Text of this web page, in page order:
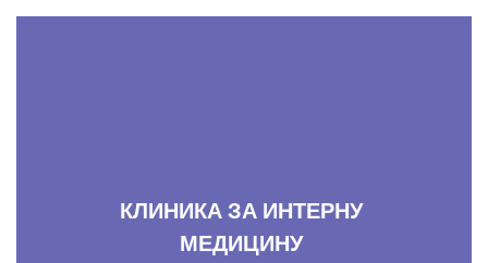
КЛИНИКА ЗА ИНТЕРНУ
МЕДИЦИНУ